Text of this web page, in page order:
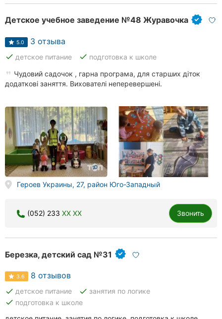
Детское учебное заведение №48 Журавочка
5.0 3 отзыва
done детское питание done подготовка к школе
Чудовий садочок , гарна програма, для старших діток
додаткові заняття. Вихователі неперевершені.
Героев Украины, 27, район Юго-Западный
(052) 233 XX XX Звонить
Березка, детский сад №31
3.6 8 отзывов
done детское питание done занятия по логике
done подготовка к школе